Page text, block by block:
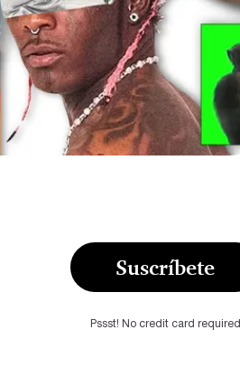
Suscríbete
Pssst! No credit card required